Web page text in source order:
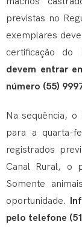
previstas no
exemplares
certificação do
devem entrar
número (55)
Na sequência, o
para a quarta-
registrados
Canal Rural, o
Somente
oportunidade.
pelo telefone